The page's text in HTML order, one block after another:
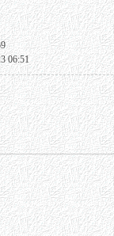
06:51